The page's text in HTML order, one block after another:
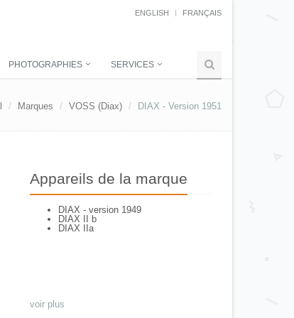
ENGLISH FRANÇAIS
PHOTOGRAPHIES SERVICES
Marques VOSS (Diax) DIAX - Version 1951
Appareils de la marque
DIAX - version 1949
DIAX II b
DIAX IIa
voir plus